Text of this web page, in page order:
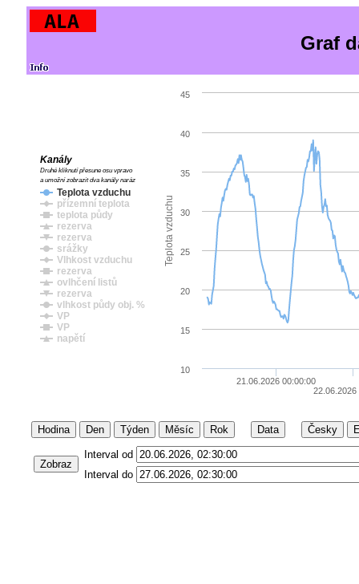
Graf
Teplota vzduchu
Teplota vzduchu
přízemní teplota
teplota půdy
rezerva
rezerva
srážky
Vlhkost vzduchu
rezerva
ovlhčení listů
rezerva
vlhkost půdy obj. %
VP
VP
napětí
Kanály
Druhé kliknutí přesune osu vpravo
a umožní zobrazit dva kanály naráz
21.06.2026 00:00:00
22.06.2026
10
15
20
25
30
35
40
45
Hodina Den Týden Měsíc Rok Data Česky
Zobraz
Interval od
Interval do